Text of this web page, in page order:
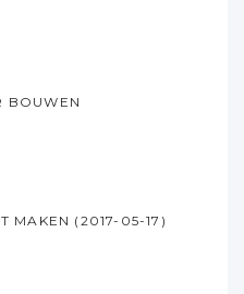
BOUWEN
MAKEN (2017-05-17)